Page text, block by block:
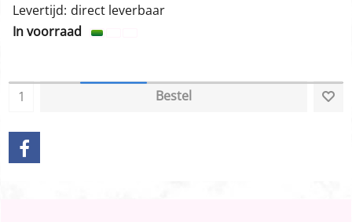
Levertijd: direct leverbaar
In voorraad
Bestel